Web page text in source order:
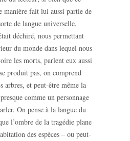
manière fait lui aussi partie de
de langue universelle,
déchiré, nous permettant
du monde dans lequel nous
les morts, parlent eux aussi
produit pas, on comprend
arbres, et peut-être même la
comme un personnage
On pense à la langue du
l’ombre de la tragédie plane
des espèces ‒ ou peut-